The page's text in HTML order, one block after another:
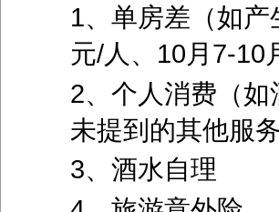
1、单房差（如
元/人、 10月7-10
2、个人消费（
未提到的其他服务
3、酒水自理